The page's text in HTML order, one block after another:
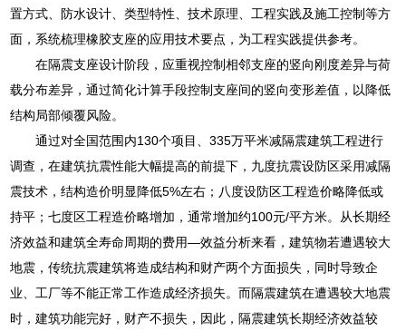
置方式、防水设计、类型特性、技术原理、工程实践及施工控制等方
面，系统梳理橡胶支座的应用技术要点，为工程实践提供参考。
在隔震支座设计阶段，应重视控制相邻支座的竖向刚度差异与荷
载分布差异，通过简化计算手段控制支座间的竖向变形差值，以降低
结构局部倾覆风险。
通过对全国范围内130个项目、335万平米减隔震建筑工程进行
调查，在建筑抗震性能大幅提高的前提下，九度抗震设防区采用减隔
震技术，结构造价明显降低5%左右；八度设防区工程造价略降低或
持平；七度区工程造价略增加，通常增加约100元/平方米。从长期经
济效益和建筑全寿命周期的费用—效益分析来看，建筑物若遭遇较大
地震，传统抗震建筑将造成结构和财产两个方面损失，同时导致企
业、工厂等不能正常工作造成经济损失。而隔震建筑在遭遇较大地震
时，建筑功能完好，财产不损失，因此，隔震建筑长期经济效益较